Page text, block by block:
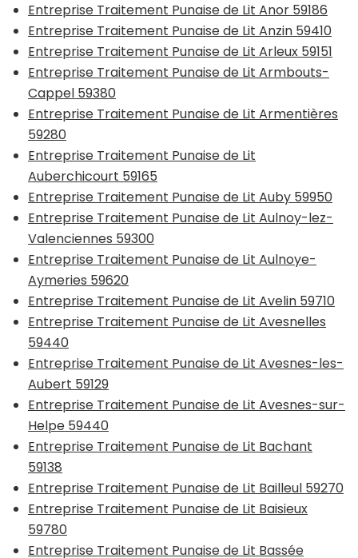
Entreprise Traitement Punaise de Lit Anor 59186
Entreprise Traitement Punaise de Lit Anzin 59410
Entreprise Traitement Punaise de Lit Arleux 59151
Entreprise Traitement Punaise de Lit Armbouts-
Cappel 59380
Entreprise Traitement Punaise de Lit Armentières
59280
Entreprise Traitement Punaise de Lit
Auberchicourt 59165
Entreprise Traitement Punaise de Lit Auby 59950
Entreprise Traitement Punaise de Lit Aulnoy-lez-
Valenciennes 59300
Entreprise Traitement Punaise de Lit Aulnoye-
Aymeries 59620
Entreprise Traitement Punaise de Lit Avelin 59710
Entreprise Traitement Punaise de Lit Avesnelles
59440
Entreprise Traitement Punaise de Lit Avesnes-les-
Aubert 59129
Entreprise Traitement Punaise de Lit Avesnes-sur-
Helpe 59440
Entreprise Traitement Punaise de Lit Bachant
59138
Entreprise Traitement Punaise de Lit Bailleul 59270
Entreprise Traitement Punaise de Lit Baisieux
59780
Entreprise Traitement Punaise de Lit Bassée